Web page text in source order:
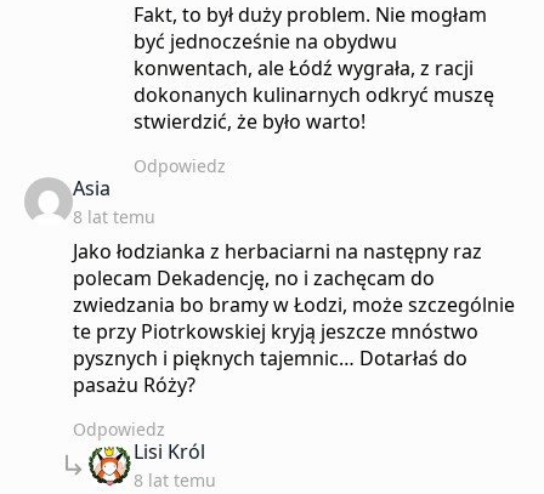
Fakt, to był duży problem. Nie mogłam
być jednocześnie na obydwu
konwentach, ale Łódź wygrała, z racji
dokonanych kulinarnych odkryć muszę
stwierdzić, że było warto!
Odpowiedz
Asia
8 lat temu
Jako łodzianka z herbaciarni na następny raz
polecam Dekadencję, no i zachęcam do
zwiedzania bo bramy w Łodzi, może szczególnie
te przy Piotrkowskiej kryją jeszcze mnóstwo
pysznych i pięknych tajemnic… Dotarłaś do
pasażu Róży?
Odpowiedz
Lisi Król
8 lat temu